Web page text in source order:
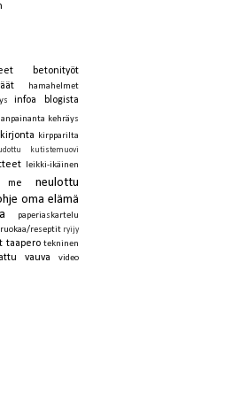
betonityöt
hamahelmet
infoa blogista
kehräys
kirjonta kirpparilta
kutistemuovi
leikki-ikäinen
me neulottu
oma elämä
paperiaskartelu
ruokaa/reseptit ryijy
taapero tekninen
vauva video